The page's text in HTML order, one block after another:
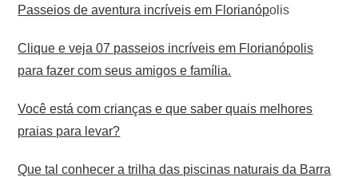
Passeios de aventura incríveis em Florianópolis
Clique e veja 07 passeios incríveis em Florianópolis
para fazer com seus amigos e família.
Você está com crianças e que saber quais melhores
praias para levar?
Que tal conhecer a trilha das piscinas naturais da Barra